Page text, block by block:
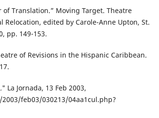
of Translation.” Moving Target. Theatre
Relocation, edited by Carole-Anne Upton, St.
pp. 149-153.
of Revisions in the Hispanic Caribbean.
La Jornada, 13 Feb 2003,
feb03/030213/04aa1cul.php?